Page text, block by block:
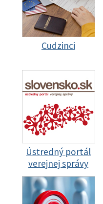
Cudzinci
Ústredný portál
verejnej správy